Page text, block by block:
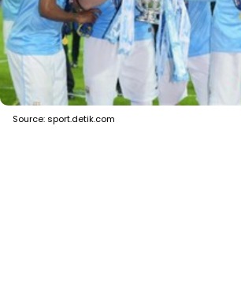
Source: sport.detik.com